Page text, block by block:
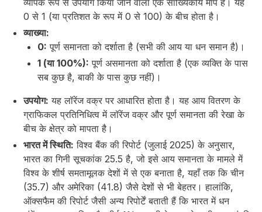
व्यापक रूप से उपयोग किया जाने वाला एक सांख्यिकीय माप है। यह
0 से 1 (या प्रतिशत के रूप में 0 से 100) के बीच होता है।
व्याख्या:
0: पूर्ण समानता को दर्शाता है (सभी की आय या धन समान है)।
1 (या 100%): पूर्ण असमानता को दर्शाता है (एक व्यक्ति के पास
सब कुछ है, बाकी के पास कुछ नहीं)।
उपयोग: यह लॉरेंज वक्र पर आधारित होता है। यह आय वितरण के
ग्राफिकल प्रतिनिधित्व में लॉरेंज वक्र और पूर्ण समानता की रेखा के
बीच के क्षेत्र को मापता है।
भारत में स्थिति: विश्व बैंक की रिपोर्ट (जुलाई 2025) के अनुसार,
भारत का गिनी सूचकांक 25.5 है, जो इसे आय समानता के मामले में
विश्व के शीर्ष समतामूलक देशों में से एक बनाता है, यहाँ तक कि चीन
(35.7) और अमेरिका (41.8) जैसे देशों से भी बेहतर। हालांकि,
ऑक्सफैम की रिपोर्ट जैसी अन्य रिपोर्टें बताती हैं कि भारत में धन